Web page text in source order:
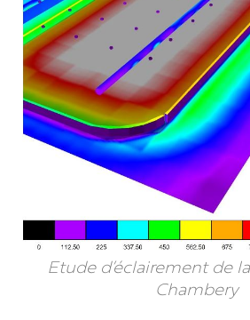
Etude d’éclairement de
Chambery